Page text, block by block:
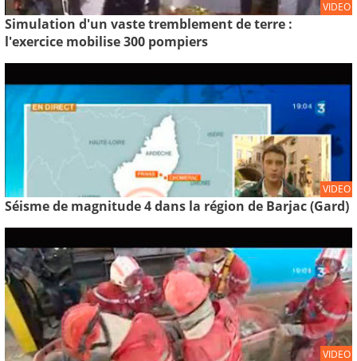
VIDEO
Simulation d'un vaste tremblement de terre :
l'exercice mobilise 300 pompiers
VIDEO
Séisme de magnitude 4 dans la région de Barjac (Gard)
VIDEO